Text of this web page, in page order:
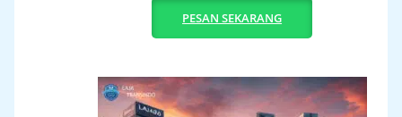
PESAN SEKARANG